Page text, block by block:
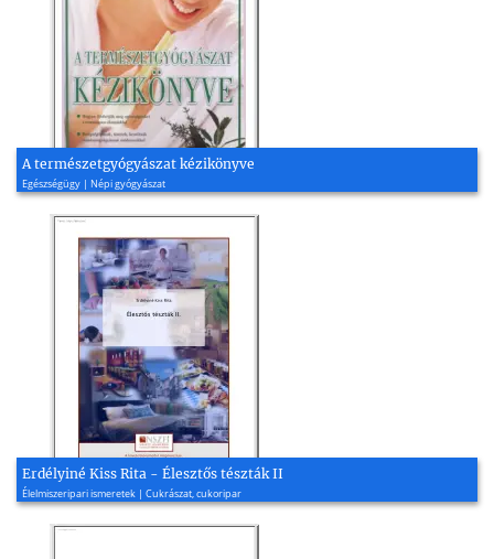
A természetgyógyászat kézikönyve
Egészségügy | Népi gyógyászat
Erdélyiné Kiss Rita - Élesztős tészták II
Élelmiszeripari ismeretek | Cukrászat, cukoripar